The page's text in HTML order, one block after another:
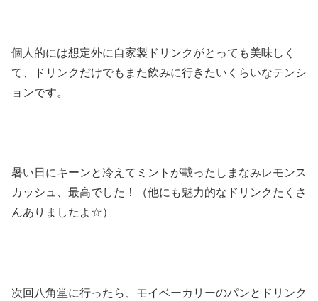
個人的には想定外に自家製ドリンクがとっても美味しく
て、ドリンクだけでもまた飲みに行きたいくらいなテンシ
ョンです。
暑い日にキーンと冷えてミントが載ったしまなみレモンス
カッシュ、最高でした！（他にも魅力的なドリンクたくさ
んありましたよ☆）
次回八角堂に行ったら、モイベーカリーのパンとドリンク